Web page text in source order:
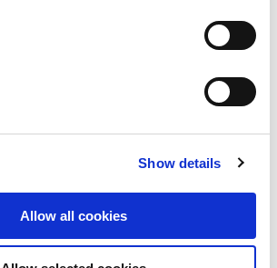
Show details
Allow all cookies